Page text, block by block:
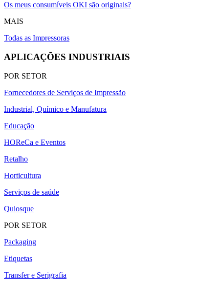
Os meus consumíveis OKI são originais?
MAIS
Todas as Impressoras
APLICAÇÕES INDUSTRIAIS
POR SETOR
Fornecedores de Serviços de Impressão
Industrial, Químico e Manufatura
Educação
HOReCa e Eventos
Retalho
Horticultura
Serviços de saúde
Quiosque
POR SETOR
Packaging
Etiquetas
Transfer e Serigrafia